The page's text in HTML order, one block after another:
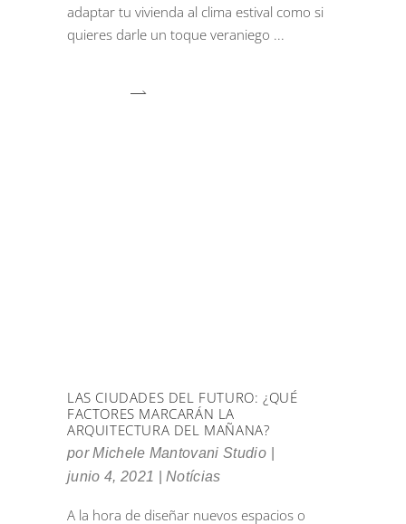
adaptar tu vivienda al clima estival como si
quieres darle un toque veraniego
LAS CIUDADES DEL FUTURO: ¿QUÉ
FACTORES MARCARÁN LA
ARQUITECTURA DEL MAÑANA?
porMichele Mantovani Studio
junio 4, 2021
Notícias
A la hora de diseñar nuevos espacios o